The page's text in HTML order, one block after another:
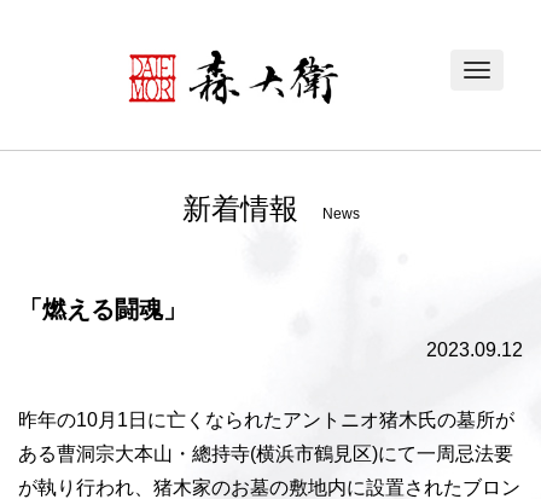
Toggle
新着情報 News
「燃える闘魂」
2023.09.12
昨年の10月1日に亡くなられたアントニオ猪木氏の墓所が
ある曹洞宗大本山・總持寺(横浜市鶴見区)にて一周忌法要
が執り行われ、猪木家のお墓の敷地内に設置されたブロン